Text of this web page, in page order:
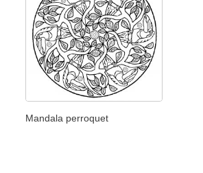
Mandala perroquet